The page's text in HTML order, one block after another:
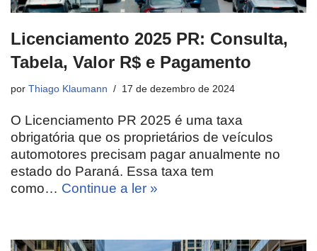
Licenciamento 2025 PR: Consulta,
Tabela, Valor R$ e Pagamento
por Thiago Klaumann 17 de dezembro de 2024
O Licenciamento PR 2025 é uma taxa
obrigatória que os proprietários de veículos
automotores precisam pagar anualmente no
estado do Paraná. Essa taxa tem
como… Continue a ler »